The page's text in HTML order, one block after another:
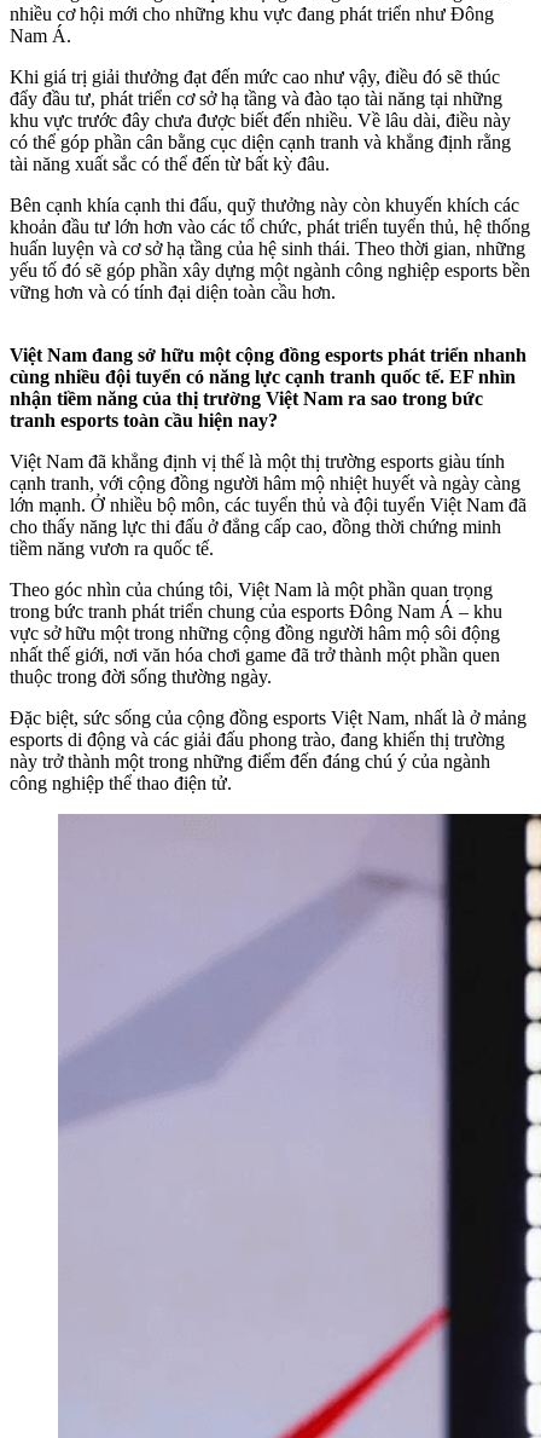
nhiều cơ hội mới cho những khu vực đang phát triển như Đông
Nam Á.
Khi giá trị giải thưởng đạt đến mức cao như vậy, điều đó sẽ thúc
đẩy đầu tư, phát triển cơ sở hạ tầng và đào tạo tài năng tại những
khu vực trước đây chưa được biết đến nhiều. Về lâu dài, điều này
có thể góp phần cân bằng cục diện cạnh tranh và khẳng định rằng
tài năng xuất sắc có thể đến từ bất kỳ đâu.
Bên cạnh khía cạnh thi đấu, quỹ thưởng này còn khuyến khích các
khoản đầu tư lớn hơn vào các tổ chức, phát triển tuyển thủ, hệ thống
huấn luyện và cơ sở hạ tầng của hệ sinh thái. Theo thời gian, những
yếu tố đó sẽ góp phần xây dựng một ngành công nghiệp esports bền
vững hơn và có tính đại diện toàn cầu hơn.
Việt Nam đang sở hữu một cộng đồng esports phát triển nhanh
cùng nhiều đội tuyển có năng lực cạnh tranh quốc tế. EF nhìn
nhận tiềm năng của thị trường Việt Nam ra sao trong bức
tranh esports toàn cầu hiện nay?
Việt Nam đã khẳng định vị thế là một thị trường esports giàu tính
cạnh tranh, với cộng đồng người hâm mộ nhiệt huyết và ngày càng
lớn mạnh. Ở nhiều bộ môn, các tuyển thủ và đội tuyển Việt Nam đã
cho thấy năng lực thi đấu ở đẳng cấp cao, đồng thời chứng minh
tiềm năng vươn ra quốc tế.
Theo góc nhìn của chúng tôi, Việt Nam là một phần quan trọng
trong bức tranh phát triển chung của esports Đông Nam Á – khu
vực sở hữu một trong những cộng đồng người hâm mộ sôi động
nhất thế giới, nơi văn hóa chơi game đã trở thành một phần quen
thuộc trong đời sống thường ngày.
Đặc biệt, sức sống của cộng đồng esports Việt Nam, nhất là ở mảng
esports di động và các giải đấu phong trào, đang khiến thị trường
này trở thành một trong những điểm đến đáng chú ý của ngành
công nghiệp thể thao điện tử.